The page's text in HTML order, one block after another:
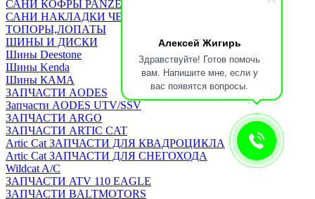
Алексей Жигирь
Здравствуйте! Готов помочь
вам. Напишите мне, если у
вас появятся вопросы.
САНИ КОФРЫ PANZERBOX
САНИ НАКЛАДКИ ЧЕХЛЫ Бьюско
ТОПОРЫ,ЛОПАТЫ
ШИНЫ И ДИСКИ
Шины Deestone
Шины Kenda
Шины КАМА
ЗАПЧАСТИ AODES
Запчасти AODES UTV/SSV
ЗАПЧАСТИ ARGO
ЗАПЧАСТИ ARTIC CAT
Artic Cat ЗАПЧАСТИ ДЛЯ КВАДРОЦИКЛА
Artic Cat ЗАПЧАСТИ ДЛЯ СНЕГОХОДА
Wildcat A/C
ЗАПЧАСТИ ATV 110 EAGLE
ЗАПЧАСТИ BALTMOTORS